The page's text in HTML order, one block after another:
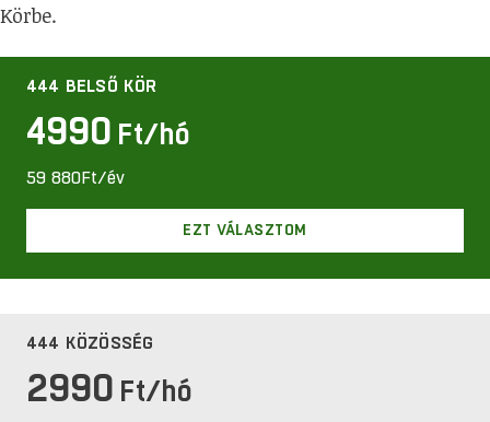
Körbe.
444 BELSŐ KÖR
4990 Ft/hó
59 880Ft/év
EZT VÁLASZTOM
444 KÖZÖSSÉG
2990 Ft/hó